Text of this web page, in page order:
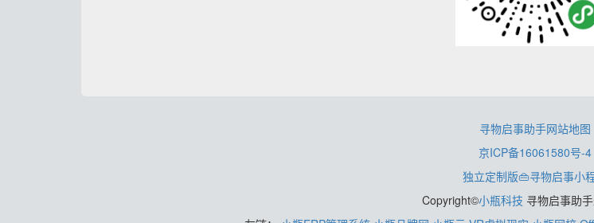
寻物启事助手网站地图
京ICP备16061580号-4
独立定制版👜寻物启事小
Copyright©小瓶科技 寻物启事助手